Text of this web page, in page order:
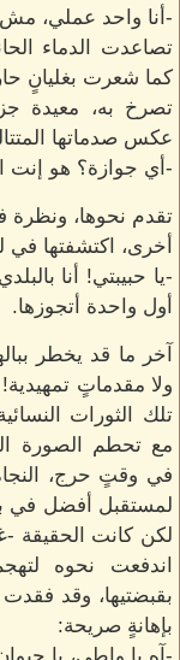
-أنا واحد عملي،
تصاعدت الدماء
كما شعرت بغليانٍ
تصرخ به، معيدة
عكس صدماتها
-أي جوازة؟ هو إنت
تقدم نحوها، ونظرة
أخرى، اكتشفتها في
-يا حبيبتي! أنا
أول واحدة أتجوزها.
آخر ما قد يخطر
ولا مقدماتٍ
تلك الثورات
مع تحطم الصورة
في وقتٍ حرج،
لمستقبل أفضل في
لكن كانت الحقيقة -
اندفعت نحوه
بقبضتيها، وقد
بإهانةٍ صريحة: